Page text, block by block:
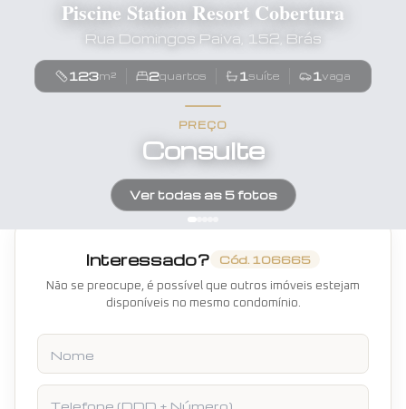
Piscine Station Resort Cobertura
Rua Domingos Paiva, 152, Brás
123m² 2quartos 1suíte 1vaga
PREÇO
Consulte
Ver todas as 5fotos
Interessado? Cód. 106665
Não se preocupe, é possível que outros imóveis estejam
disponíveis no mesmo condomínio.
Nome
Telefone